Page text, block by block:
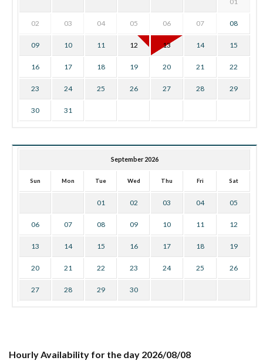
02 03 04 05 06 07 08
09 10 11 12 13 14 15
16 17 18 19 20 21 22
23 24 25 26 27 28 29
30 31
September 2026
Sun Mon Tue Wed Thu Fri Sat
01 02 03 04 05
06 07 08 09 10 11 12
13 14 15 16 17 18 19
20 21 22 23 24 25 26
27 28 29 30
Hourly Availability for the day 2026/08/08